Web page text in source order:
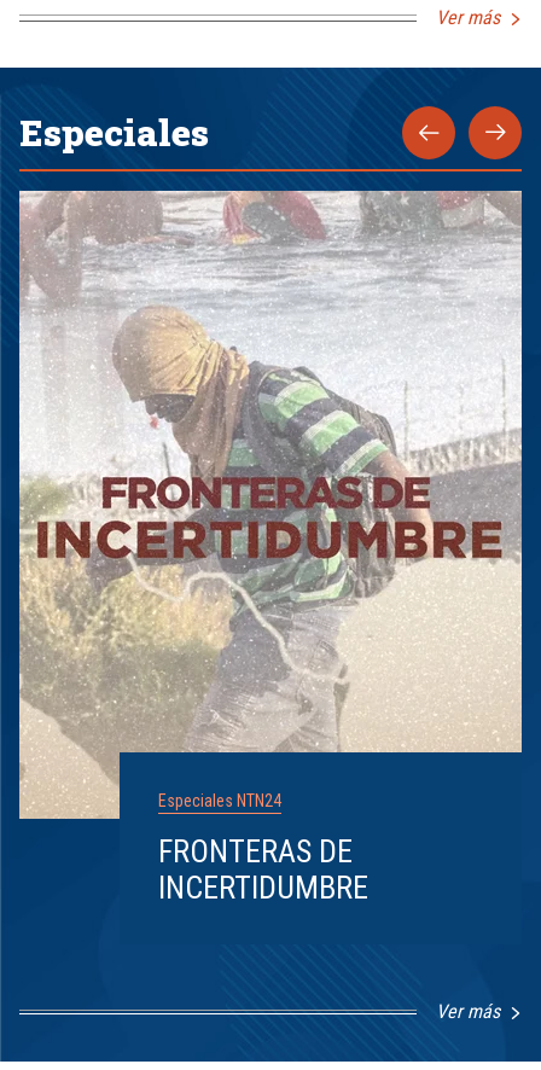
Ver más
Especiales
Especiales NTN24
FRONTERAS DE
INCERTIDUMBRE
Ver más
1